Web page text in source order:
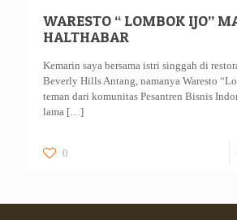
WARESTO “ LOMBOK IJO”
HALTHABAR
Kemarin saya bersama istri singgah di
Beverly Hills Antang, namanya Waresto
teman dari komunitas Pesantren Bisnis
lama […]
0